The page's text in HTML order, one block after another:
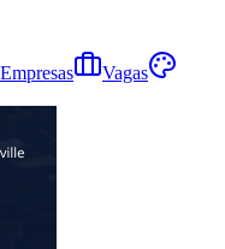
Empresas
Vagas